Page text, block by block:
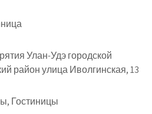
Улан-Удэ городской
район улица Иволгинская, 13
Гостиницы